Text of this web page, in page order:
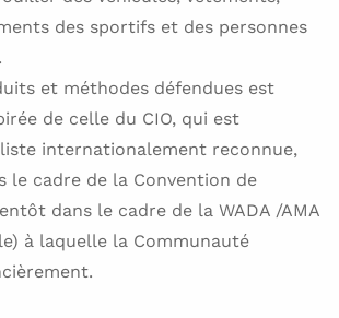
des sportifs et des personnes
et méthodes défendues est
de celle du CIO, qui est
internationalement reconnue,
le cadre de la Convention de
dans le cadre de la WADA /AMA
à laquelle la Communauté